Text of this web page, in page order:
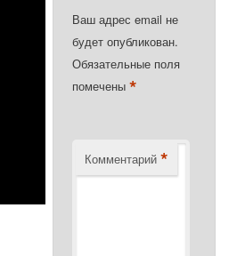
Ваш адрес email не
будет опубликован.
Обязательные поля
помечены*
Комментарий *